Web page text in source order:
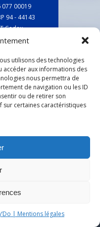
utilisons des technologies
accéder aux informations des
nous permettra de
de navigation ou les ID
ou de retirer son
sur certaines caractéristiques
| Mentions légales
077 00019
94 - 44143
Cedex
www.orias.fr
- CEB
- 2023 | |
légales